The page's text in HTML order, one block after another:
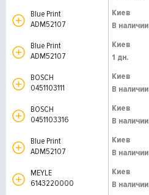
Blue Print
ADM52107
Киев
В наличии
Blue Print
ADM52107
Киев
1 дн.
BOSCH
0451103111
Киев
В наличии
BOSCH
0451103316
Киев
В наличии
Blue Print
ADM52107
Киев
В наличии
MEYLE
6143220000
Киев
В наличии